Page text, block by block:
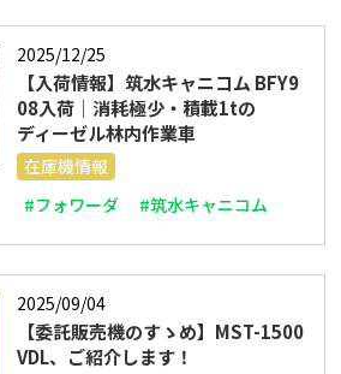
2025/12/25
【入荷情報】筑水キャニコム BFY9
08入荷｜消耗極少・積載1tの
ディーゼル林内作業車
在庫機情報
#フォワーダ
#筑水キャニコム
2025/09/04
【委託販売機のすゝめ】MST-1500
VDL、ご紹介します！